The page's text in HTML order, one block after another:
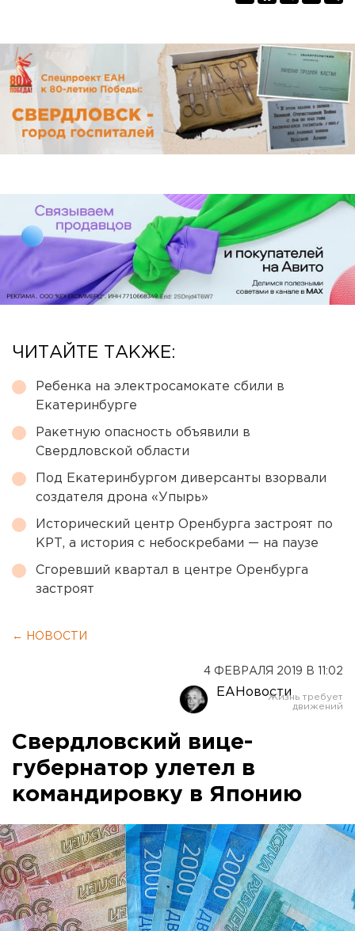
ЧИТАЙТЕ ТАКЖЕ:
Ребенка на электросамокате сбили в
Екатеринбурге
Ракетную опасность объявили в
Свердловской области
Под Екатеринбургом диверсанты взорвали
создателя дрона «Упырь»
Исторический центр Оренбурга застроят по
КРТ, а история с небоскребами — на паузе
Сгоревший квартал в центре Оренбурга
застроят
← НОВОСТИ
4 ФЕВРАЛЯ 2019 В 11:02
ЕАНовости
Свердловский вице-
губернатор улетел в
командировку в Японию